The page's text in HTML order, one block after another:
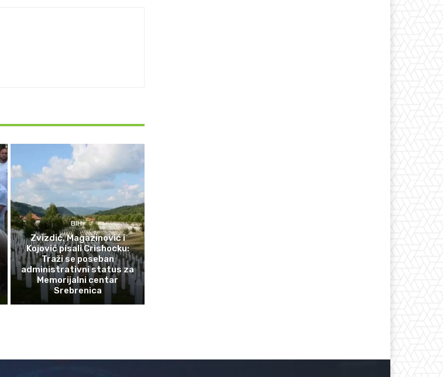
BIH
Zvizdić, Magazinović i
Kojović pisali Crishocku:
Traži se poseban
administrativni status za
Memorijalni centar
Srebrenica